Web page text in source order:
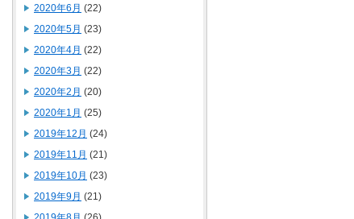
2020年6月 (22)
2020年5月 (23)
2020年4月 (22)
2020年3月 (22)
2020年2月 (20)
2020年1月 (25)
2019年12月 (24)
2019年11月 (21)
2019年10月 (23)
2019年9月 (21)